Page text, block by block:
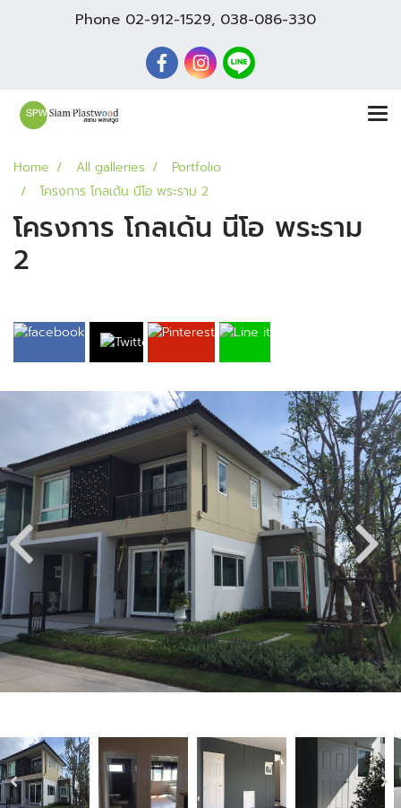
Phone 02-912-1529, 038-086-330
Home All galleries
Portfolio
โครงการ โกลเด้น นีโอ พระราม 2
โครงการ โกลเด้น นีโอ พระราม
2